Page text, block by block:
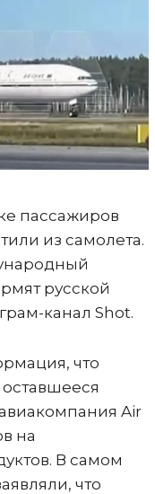
пассажиров
из самолета.
русской
канал Shot.
что
Air
на
В самом
что